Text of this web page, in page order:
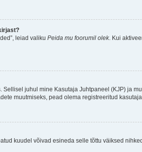
leiad valiku Peida mu foorumil olek. Kui
juhul mine Kasutaja Juhtpaneel (KJP) ja
muutmiseks, pead olema registreeritud
kuudel võivad esineda selle tõttu väiksed